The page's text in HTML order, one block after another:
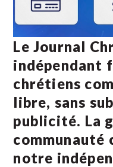
Le Journal
indépendant
chrétiens
libre, sans
publicité. La
communauté
notre